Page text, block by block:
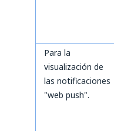
Para la
visualización de
las notificaciones
"web push".